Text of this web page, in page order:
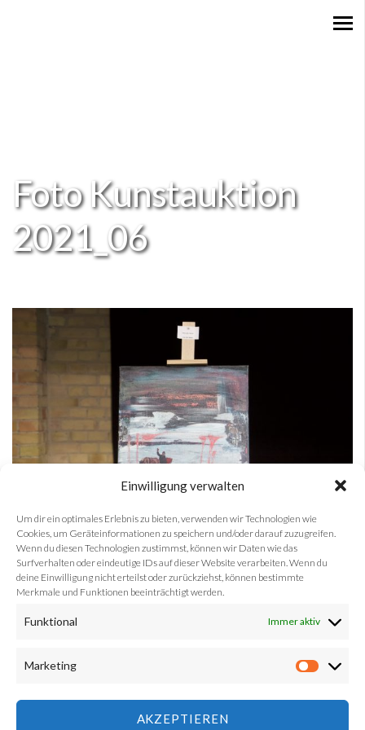
Einwilligung verwalten
Um dir ein optimales Erlebnis zu bieten, verwenden wir Technologien wie
Cookies, um Geräteinformationen zu speichern und/oder darauf zuzugreifen.
Wenn du diesen Technologien zustimmst, können wir Daten wie das
Surfverhalten oder eindeutige IDs auf dieser Website verarbeiten. Wenn du
deine Einwilligung nicht erteilst oder zurückziehst, können bestimmte
Merkmale und Funktionen beeinträchtigt werden.
Funktional Immer aktiv
Marketing
AKZEPTIEREN
Foto Kunstauktion
2021_06
Lust selber mitzumachen? Wir freuen uns auf deine